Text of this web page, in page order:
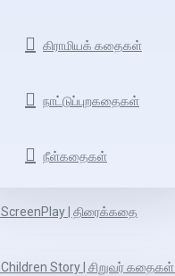
கிராமியக் கதைகள்
நாட்டுப்புறகதைகள்
நீள்கதைகள்
ScreenPlay | திரைக்கதை
Children Story | சிறுவர் கதைகள்